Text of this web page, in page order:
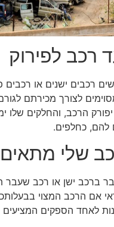
רכב לפירוק
רכבים ישנים או רכבים
לצורך מכירתם
הרכב, והחלקים שלו
להם, כחלפים.
שלי מתאים
ברכב ישן או רכב שעבר
אם הרכב המצוי
לאחד הספקים המציעים